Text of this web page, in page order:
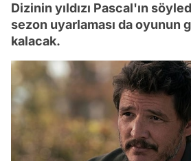
Dizinin yıldızı Pascal'ın
sezon uyarlaması da oyunun
kalacak.